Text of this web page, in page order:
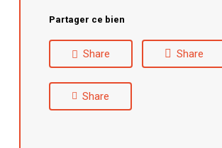
Partager ce bien
Share Share
Share